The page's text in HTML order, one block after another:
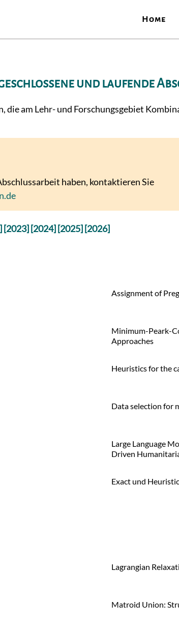
Home
und laufende
die am Lehr- und Forschungsgebiet
haben, kontaktieren Sie
[2023][2024][2025][2026]
Assignment of
Minimum-Peark-
Approaches
Heuristics for the
Data selection for
Large Language
Driven
Exact und
Lagrangian
Matroid Union: